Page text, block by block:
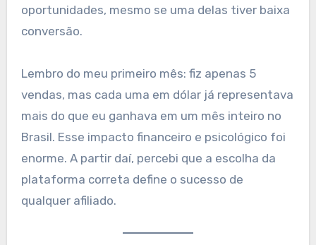
oportunidades, mesmo se uma delas tiver baixa
conversão.
Lembro do meu primeiro mês: fiz apenas 5
vendas, mas cada uma em dólar já representava
mais do que eu ganhava em um mês inteiro no
Brasil. Esse impacto financeiro e psicológico foi
enorme. A partir daí, percebi que a escolha da
plataforma correta define o sucesso de
qualquer afiliado.